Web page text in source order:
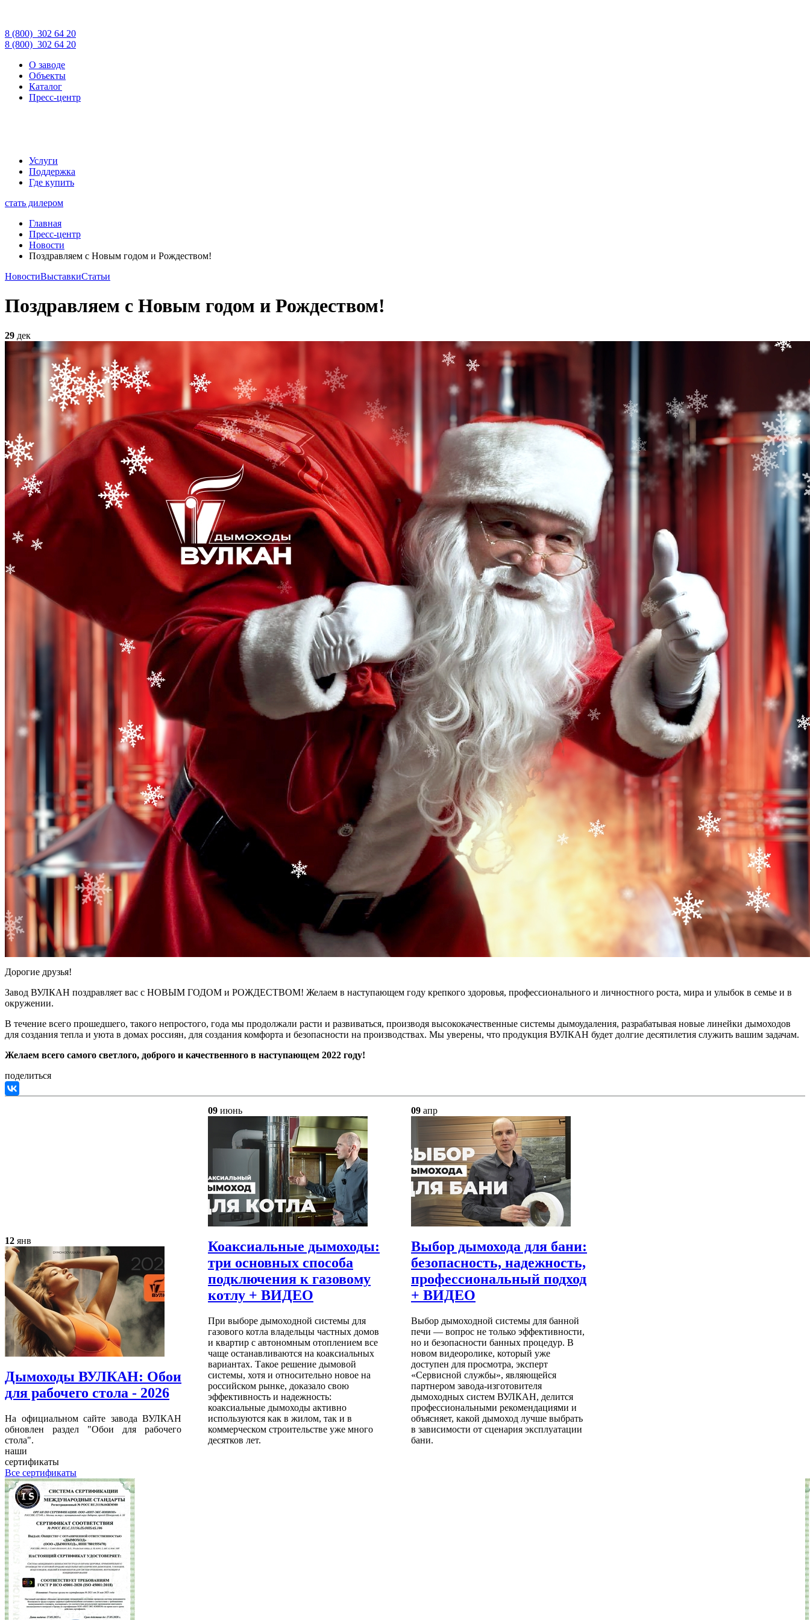
8 (800) 302 64 20
8 (800) 302 64 20
О заводе
Объекты
Каталог
Пресс-центр
Услуги
Поддержка
Где купить
стать дилером
Главная
Пресс-центр
Новости
Поздравляем с Новым годом и Рождеством!
НовостиВыставкиСтатьи
Поздравляем с Новым годом и Рождеством!
29 дек
Дорогие друзья!
Завод ВУЛКАН поздравляет вас с НОВЫМ ГОДОМ и РОЖДЕСТВОМ! Желаем в наступающем году крепкого здоровья, профессионального и личностного роста, мира и улыбок в семье и в
окружении.
В течение всего прошедшего, такого непростого, года мы продолжали расти и развиваться, производя высококачественные системы дымоудаления, разрабатывая новые линейки дымоходов
для создания тепла и уюта в домах россиян, для создания комфорта и безопасности на производствах. Мы уверены, что продукция ВУЛКАН будет долгие десятилетия служить вашим задачам.
Желаем всего самого светлого, доброго и качественного в наступающем 2022 году!
поделиться
12 янв
Дымоходы ВУЛКАН: Обои
для рабочего стола - 2026
На официальном сайте завода ВУЛКАН
обновлен раздел "Обои для рабочего
стола".
09 июнь
Коаксиальные дымоходы:
три основных способа
подключения к газовому
котлу + ВИДЕО
При выборе дымоходной системы для
газового котла владельцы частных домов
и квартир с автономным отоплением все
чаще останавливаются на коаксиальных
вариантах. Такое решение дымовой
системы, хотя и относительно новое на
российском рынке, доказало свою
эффективность и надежность:
коаксиальные дымоходы активно
используются как в жилом, так и в
коммерческом строительстве уже много
десятков лет.
09 апр
Выбор дымохода для бани:
безопасность, надежность,
профессиональный подход
+ ВИДЕО
Выбор дымоходной системы для банной
печи — вопрос не только эффективности,
но и безопасности банных процедур. В
новом видеоролике, который уже
доступен для просмотра, эксперт
«Сервисной службы», являющейся
партнером завода-изготовителя
дымоходных систем ВУЛКАН, делится
профессиональными рекомендациями и
объясняет, какой дымоход лучше выбрать
в зависимости от сценария эксплуатации
бани.
наши
сертификаты
Все сертификаты